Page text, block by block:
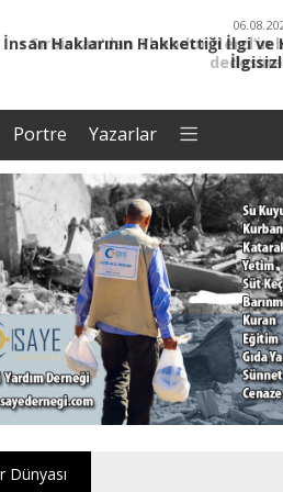
• Sırbistan’dan Theodor Herzl’in
Portre Yazarlar
Dünyası